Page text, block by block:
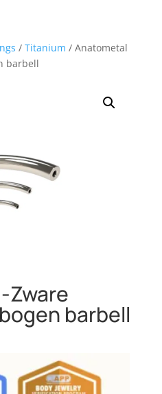
/ Titanium / Anatometal
barbell
Zware
barbell